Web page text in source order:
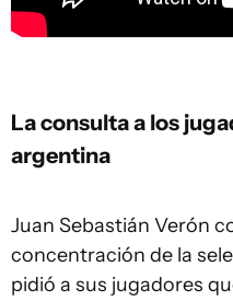
La consulta a los
argentina
Juan Sebastián Verón
concentración de la
pidió a sus jugadores